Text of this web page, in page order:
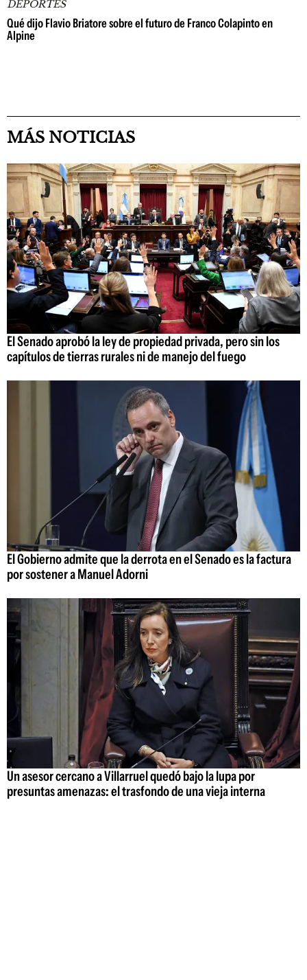
DEPORTES
Qué dijo Flavio Briatore sobre el futuro de Franco Colapinto en
Alpine
MÁS NOTICIAS
El Senado aprobó la ley de propiedad privada, pero sin los
capítulos de tierras rurales ni de manejo del fuego
El Gobierno admite que la derrota en el Senado es la factura
por sostener a Manuel Adorni
Un asesor cercano a Villarruel quedó bajo la lupa por
presuntas amenazas: el trasfondo de una vieja interna